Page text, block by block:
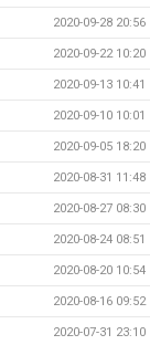
2020-09-28 20:56
2020-09-22 10:20
2020-09-13 10:41
2020-09-10 10:01
2020-09-05 18:20
2020-08-31 11:48
2020-08-27 08:30
2020-08-24 08:51
2020-08-20 10:54
2020-08-16 09:52
2020-07-31 23:10